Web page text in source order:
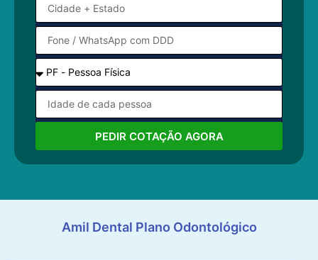
PEDIR COTAÇÃO AGORA
Amil Dental Plano Odontológico